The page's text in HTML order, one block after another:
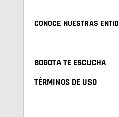
CONOCE NUESTRAS
BOGOTA TE ESCUCHA
TÉRMINOS DE USO